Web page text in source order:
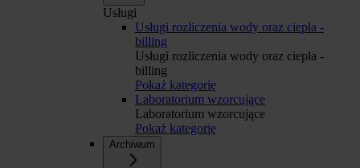
Usługi
Usługi rozliczenia wody oraz ciepła -
billing
Usługi rozliczenia wody oraz ciepła -
billing
Pokaż kategorię
Laboratorium wzorcujące
Laboratorium wzorcujące
Pokaż kategorię
Archiwum